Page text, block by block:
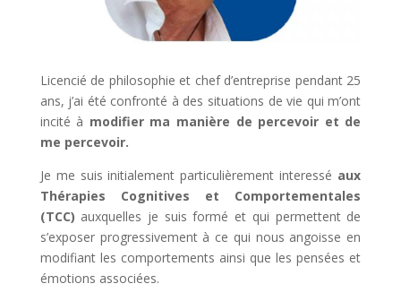
Licencié de philosophie et chef d’entreprise pendant 25
ans, j’ai été confronté à des situations de vie qui m’ont
incité à modifier ma manière de percevoir et de
me percevoir.
Je me suis initialement particulièrement interessé aux
Thérapies Cognitives et Comportementales
(TCC) auxquelles je suis formé et qui permettent de
s’exposer progressivementà ce qui nous angoisse en
modifiant les comportements ainsi que les pensées et
émotions associées.